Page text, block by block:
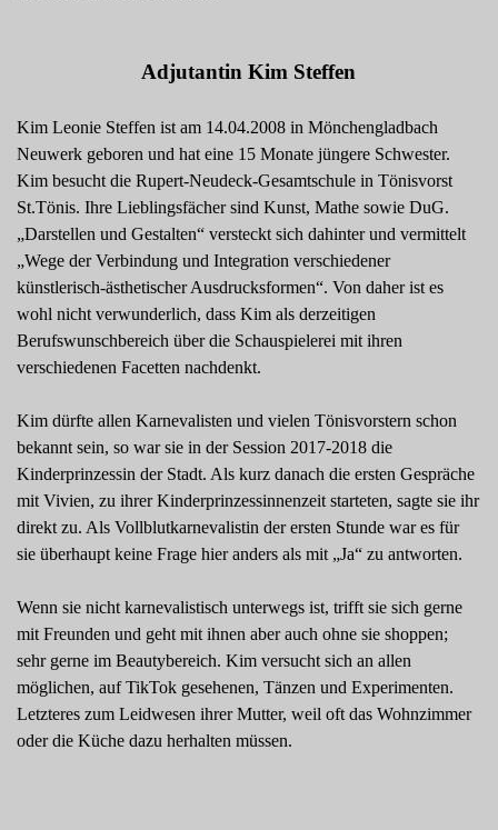
Adjutantin Kim Steffen
Kim Leonie Steffen ist am 14.04.2008 in Mönchengladbach
Neuwerk geboren und hat eine 15 Monate jüngere Schwester.
Kim besucht die Rupert-Neudeck-Gesamtschule in Tönisvorst
St.Tönis. Ihre Lieblingsfächer sind Kunst, Mathe sowie DuG.
„Darstellen und Gestalten“ versteckt sich dahinter und vermittelt
„Wege der Verbindung und Integration verschiedener
künstlerisch-ästhetischer Ausdrucksformen“. Von daher ist es
wohl nicht verwunderlich, dass Kim als derzeitigen
Berufswunschbereich über die Schauspielerei mit ihren
verschiedenen Facetten nachdenkt.
Kim dürfte allen Karnevalisten und vielen Tönisvorstern schon
bekannt sein, so war sie in der Session 2017-2018 die
Kinderprinzessin der Stadt. Als kurz danach die ersten Gespräche
mit Vivien, zu ihrer Kinderprinzessinnenzeit starteten, sagte sie ihr
direkt zu. Als Vollblutkarnevalistin der ersten Stunde war es für
sie überhaupt keine Frage hier anders als mit „Ja“ zu antworten.
Wenn sie nicht karnevalistisch unterwegs ist, trifft sie sich gerne
mit Freunden und geht mit ihnen aber auch ohne sie shoppen;
sehr gerne im Beautybereich. Kim versucht sich an allen
möglichen, auf TikTok gesehenen, Tänzen und Experimenten.
Letzteres zum Leidwesen ihrer Mutter, weil oft das Wohnzimmer
oder die Küche dazu herhalten müssen.